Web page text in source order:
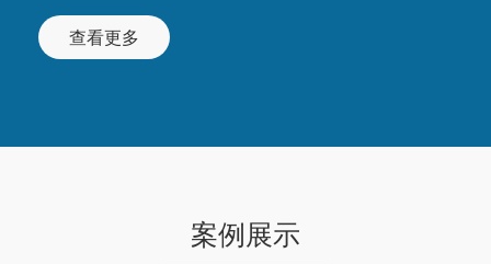
查看更多
案例展示